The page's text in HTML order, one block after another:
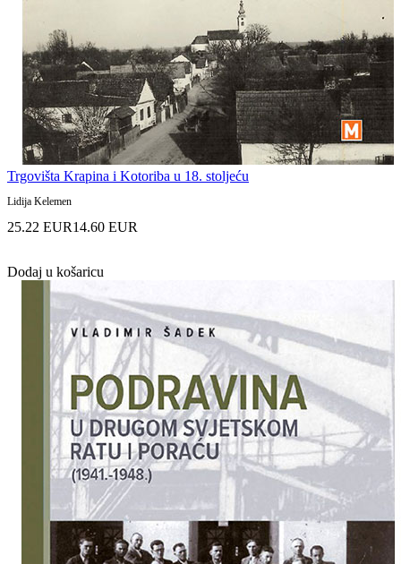
Trgovišta Krapina i Kotoriba u 18. stoljeću
Lidija Kelemen
25.22 EUR14.60 EUR
Dodaj u košaricu